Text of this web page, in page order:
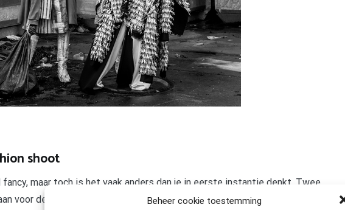
Beheer cookie toestemming
shoot
maar toch is het vaak anders dan je in eerste instantie denkt. Twee
voor designer Fayette van Dijck. (Vorig jaar had ze ook al zo’n gave